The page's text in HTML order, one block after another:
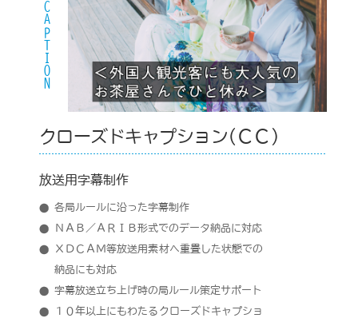
クローズドキャプション(ＣＣ)
放送用字幕制作
各局ルールに沿った字幕制作
ＮＡＢ／ＡＲＩＢ形式でのデータ納品に対応
ＸＤＣＡＭ等放送用素材へ重畳した状態での
納品にも対応
字幕放送立ち上げ時の局ルール策定サポート
１０年以上にもわたるクローズドキャプショ